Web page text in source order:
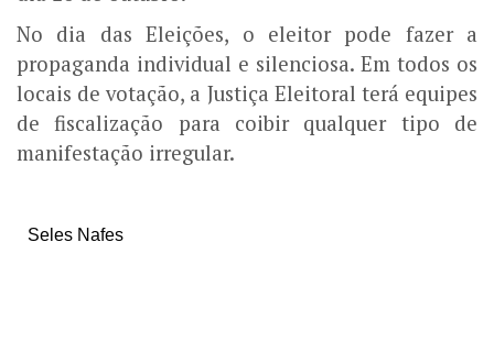
No dia das Eleições, o eleitor pode fazer a
propaganda individual e silenciosa. Em todos os
locais de votação, a Justiça Eleitoral terá equipes
de fiscalização para coibir qualquer tipo de
manifestação irregular.
Seles Nafes